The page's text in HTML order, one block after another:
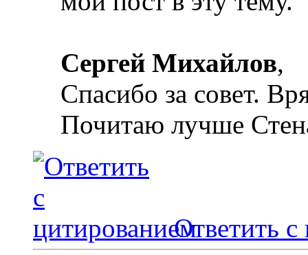
Сергей Михайлов,
Спасибо за совет.
Почитаю лучше
Ответить с